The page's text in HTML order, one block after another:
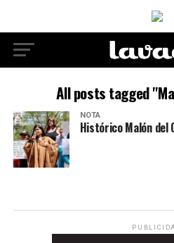
All posts tagged
NOTA
Histórico Malón del